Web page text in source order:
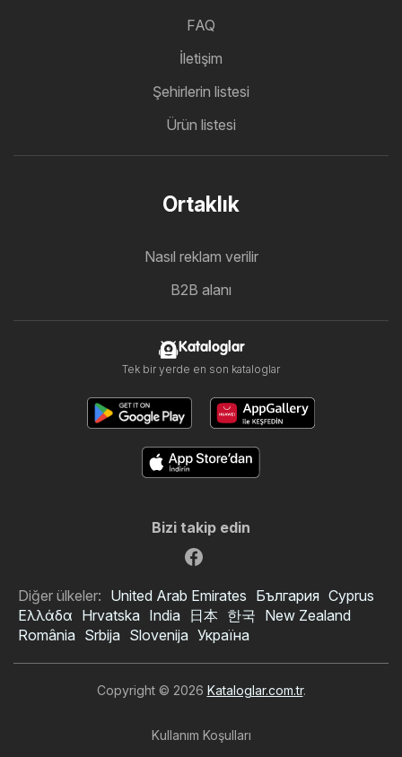
FAQ
İletişim
Şehirlerin listesi
Ürün listesi
Ortaklık
Nasıl reklam verilir
B2B alanı
Kataloglar
Tek bir yerde en son kataloglar
Bizi takip edin
Diğer ülkeler: United Arab Emirates България Cyprus
Ελλάδα Hrvatska India 日本 한국 New Zealand
România Srbija Slovenija Україна
Copyright © 2026 Kataloglar.com.tr.
Kullanım Koşulları